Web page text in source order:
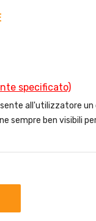
specificato)
all'utilizzatore
sempre ben visibili